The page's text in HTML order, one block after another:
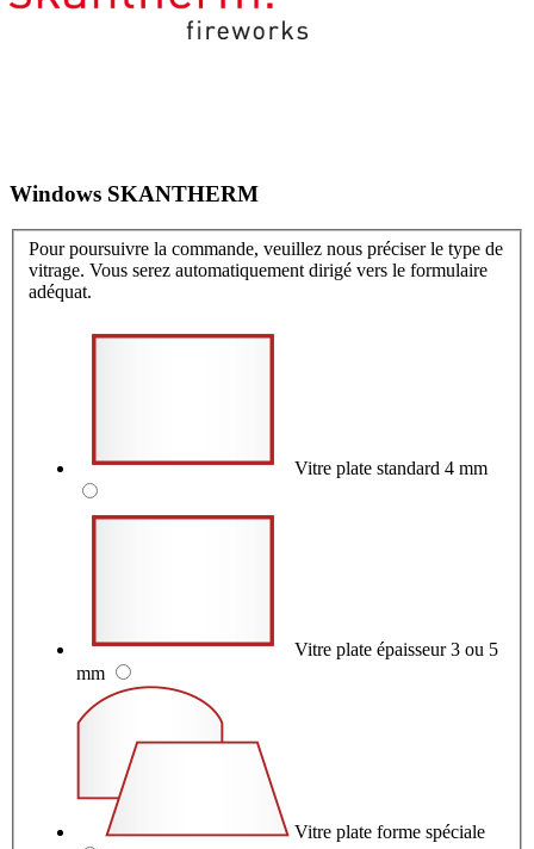
Windows SKANTHERM
Pour poursuivre la commande, veuillez nous préciser le type de
vitrage. Vous serez automatiquement dirigé vers le formulaire
adéquat.
Vitre plate standard 4 mm
mm
Vitre plate forme spéciale